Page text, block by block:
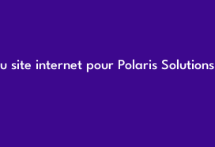
site internet pour Polaris Solutions